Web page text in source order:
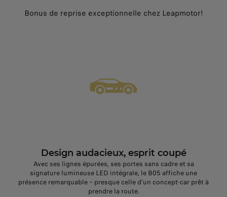
Bonus de reprise exceptionnelle chez Leapmotor!
Design audacieux, esprit coupé
Avec ses lignes épurées, ses portes sans cadre et sa
signature lumineuse LED intégrale, le B05 affiche une
présence remarquable – presque celle d’un concept‑car prêt à
prendre la route.